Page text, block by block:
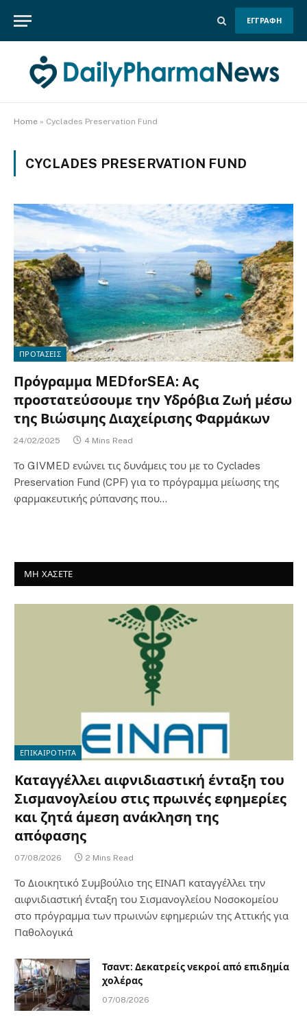
ΕΓΓΡΑΦΗ
Home » Cyclades Preservation Fund
CYCLADES PRESERVATION FUND
ΠΡΟΤΑΣΕΙΣ
Πρόγραμμα MEDforSEA: Ας
προστατεύσουμε την Υδρόβια Ζωή μέσω
της Βιώσιμης Διαχείρισης Φαρμάκων
24/02/2025 4 Mins Read
Το GIVMED ενώνει τις δυνάμεις του με το Cyclades
Preservation Fund (CPF) για το πρόγραμμα μείωσης της
φαρμακευτικής ρύπανσης που…
ΜΗ ΧΑΣΕΤΕ
ΕΠΙΚΑΙΡΟΤΗΤΑ
Καταγγέλλει αιφνιδιαστική ένταξη του
Σισμανογλείου στις πρωινές εφημερίες
και ζητά άμεση ανάκληση της
απόφασης
07/08/2026 2 Mins Read
Το Διοικητικό Συμβούλιο της ΕΙΝΑΠ καταγγέλλει την
αιφνιδιαστική ένταξη του Σισμανογλείου Νοσοκομείου
στο πρόγραμμα των πρωινών εφημεριών της Αττικής για
Παθολογικά
Τσαντ: Δεκατρείς νεκροί από επιδημία
χολέρας
07/08/2026